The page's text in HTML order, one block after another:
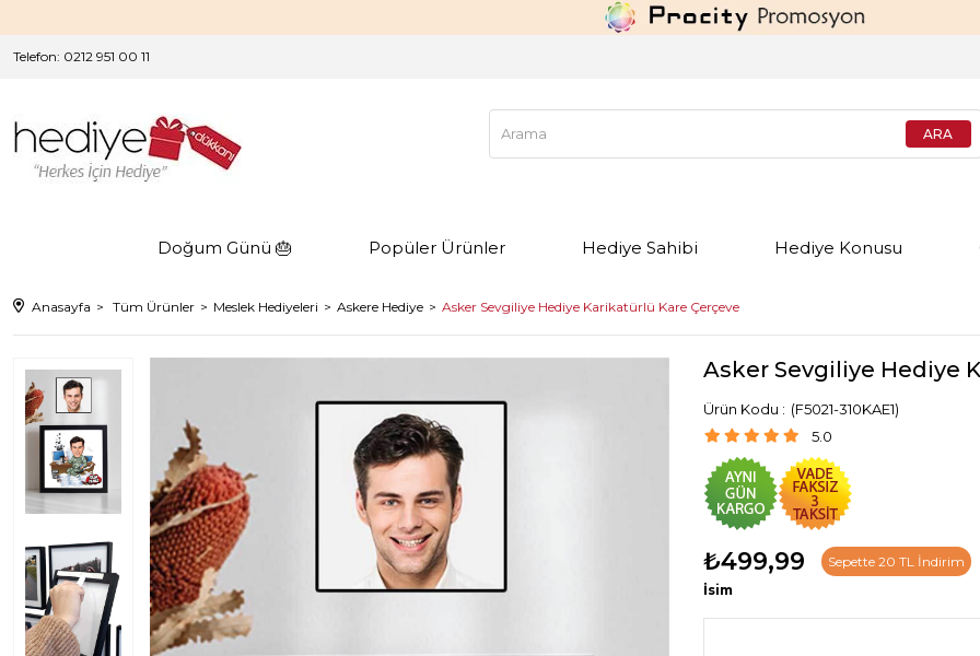
Telefon: 0212 951 00 11
Doğum Günü 🎂 Popüler Ürünler Hediye Sahibi Hediye Konusu
Anasayfa Tüm Ürünler Meslek Hediyeleri Askere Hediye Asker Sevgiliye Hediye Karikatürlü Kare Çerçeve
Asker Sevgiliye Hediye
(F5021-310KAE1)
5.0
₺499,99
Sepette 20 TL İndirim
İsim